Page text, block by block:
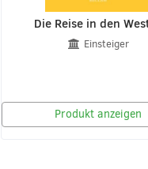
Die Reise in den
Einsteiger
Produkt anzeigen